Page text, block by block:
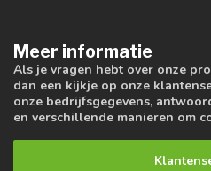
Meer informatie
Als je vragen hebt over onze
dan een kijkje op onze
onze bedrijfsgegevens,
en verschillende manieren om